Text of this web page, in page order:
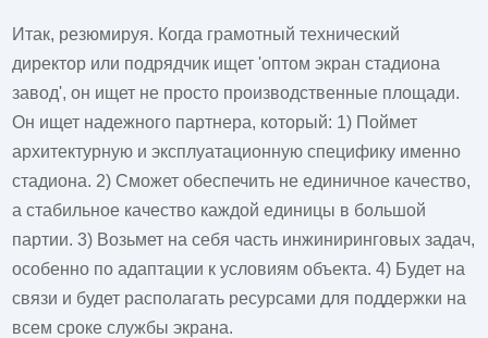
Итак, резюмируя. Когда грамотный технический
директор или подрядчик ищет 'оптом экран стадиона
завод', он ищет не просто производственные площади.
Он ищет надежного партнера, который: 1) Поймет
архитектурную и эксплуатационную специфику именно
стадиона. 2) Сможет обеспечить не единичное качество,
а стабильное качество каждой единицы в большой
партии. 3) Возьмет на себя часть инжиниринговых задач,
особенно по адаптации к условиям объекта. 4) Будет на
связи и будет располагать ресурсами для поддержки на
всем сроке службы экрана.